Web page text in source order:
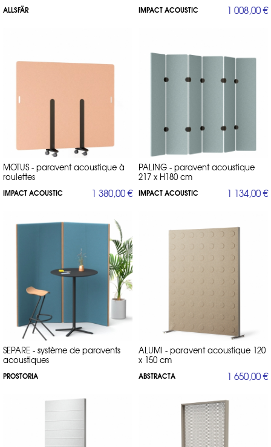
paravent de salle de bain, 1m80 est la hauteur constatée.
pour hall d'hôtel par exemple. Cela réduit les nuisances sonores, tout
en n'empiétant pas sur la surface au sol de la pièce.
: contactez-nous par téléphone au 01 53 30 33 30 si vous souhaitez
collections de
mobilier
ALLSFÄR IMPACT ACOUSTIC 1 008,00 €
MOTUS - paravent acoustique à
roulettes
IMPACT ACOUSTIC 1 380,00 €
PALING - paravent acoustique
217 x H180 cm
IMPACT ACOUSTIC 1 134,00 €
SEPARE - système de paravents
acoustiques
PROSTORIA
ALUMI - paravent acoustique 120
x 150 cm
ABSTRACTA 1 650,00 €